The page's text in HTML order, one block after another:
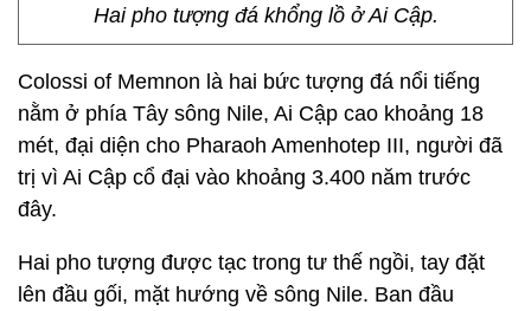
Hai pho tượng đá khổng lồ ở Ai Cập.
Colossi of Memnon là hai bức tượng đá nổi tiếng
nằm ở phía Tây sông Nile, Ai Cập cao khoảng 18
mét, đại diện cho Pharaoh Amenhotep III, người đã
trị vì Ai Cập cổ đại vào khoảng 3.400 năm trước
đây.
Hai pho tượng được tạc trong tư thế ngồi, tay đặt
lên đầu gối, mặt hướng về sông Nile. Ban đầu